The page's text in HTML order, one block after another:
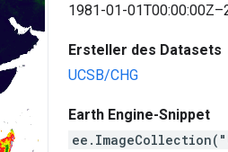
1981-01-
Ersteller des Datasets
UCSB/CHG
Earth Engine-Snippet